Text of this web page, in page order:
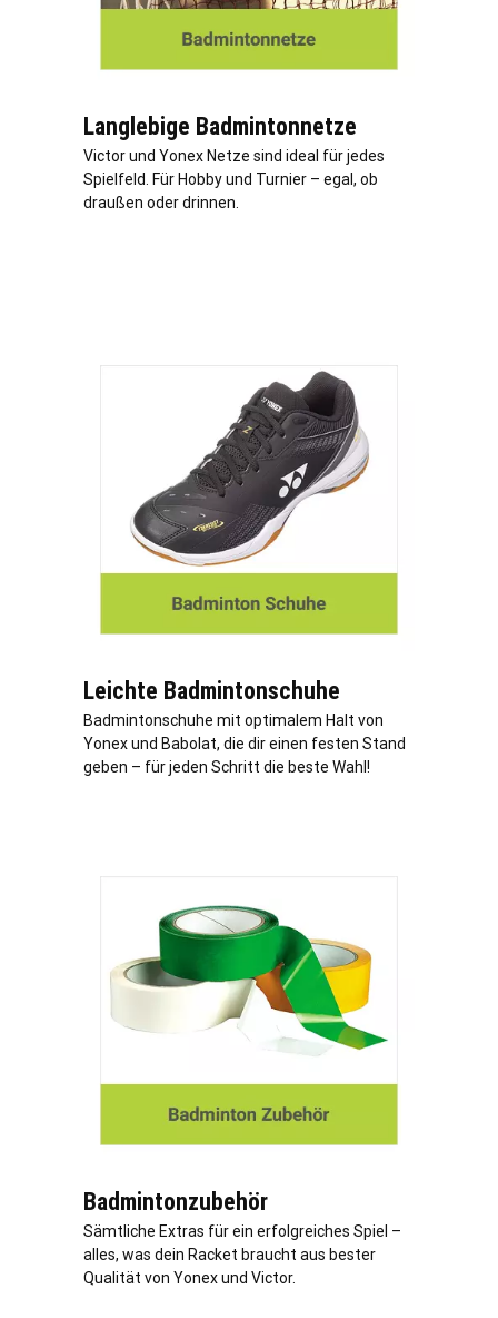
Langlebige Badmintonnetze
Victor und Yonex Netze sind ideal für jedes
Spielfeld. Für Hobby und Turnier – egal, ob
draußen oder drinnen.
Leichte Badmintonschuhe
Badmintonschuhe mit optimalem Halt von
Yonex und Babolat, die dir einen festen Stand
geben – für jeden Schritt die beste Wahl!
Badmintonzubehör
Sämtliche Extras für ein erfolgreiches Spiel –
alles, was dein Racket braucht aus bester
Qualität von Yonex und Victor.